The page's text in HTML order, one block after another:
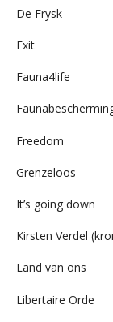
De Frysk
Exit
Fauna4life
Freedom
Grenzeloos
It’s going down
Kirsten Verdel
Land van ons
Libertaire Orde